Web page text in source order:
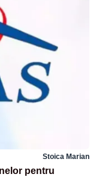
Stoica Marian
pentru